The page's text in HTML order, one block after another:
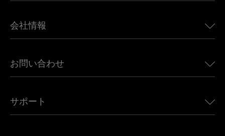
カナダ向けeSIM
アフリカ向けeSIM
すべての目的地を見る
Land Rover向けUbigi
Jeep向けUbigi
Mini向けUbigi
Maserati向けUbigi
会社情報
Ubigi関連プレス
Ubigiアプリ
お問い合わせ
アフェリエイトプログラム
サポート